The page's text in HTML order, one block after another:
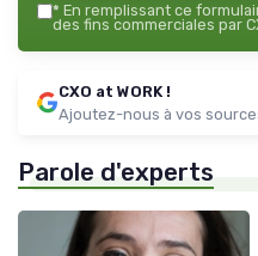
* En remplissant ce
des fins commerciales par
CXO at WORK !
Ajoutez-nous à vos
Parole d'experts